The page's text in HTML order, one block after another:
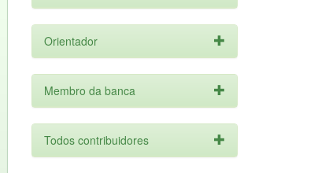
Orientador
Membro da banca
Todos contribuidores